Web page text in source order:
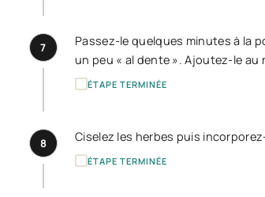
7
Passez-le quelques minutes à la
un peu « al dente ». Ajoutez-le
ÉTAPE TERMINÉE
8 Ciselez les herbes puis
ÉTAPE TERMINÉE